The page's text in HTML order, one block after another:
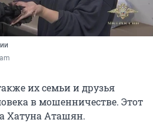
их семьи и друзья
в мошенничестве. Этот
Хатуна Аташян.